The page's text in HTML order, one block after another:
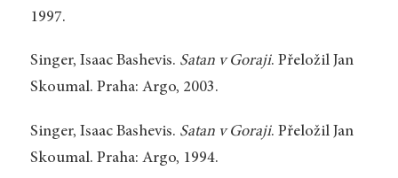
1997.
Singer, Isaac Bashevis. Satan v Goraji. Přeložil Jan
Skoumal. Praha: Argo, 2003.
Singer, Isaac Bashevis. Satan v Goraji. Přeložil Jan
Skoumal. Praha: Argo, 1994.